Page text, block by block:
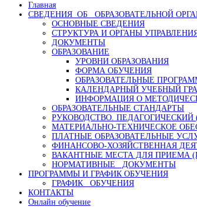
Главная
СВЕДЕНИЯ ОБ ОБРАЗОВАТЕЛЬНОЙ
ОСНОВНЫЕ СВЕДЕНИЯ
СТРУКТУРА И ОРГАНЫ
ДОКУМЕНТЫ
ОБРАЗОВАНИЕ
УРОВНИ ОБРАЗОВАНИЯ
ФОРМА ОБУЧЕНИЯ
ОБРАЗОВАТЕЛЬНЫЕ
КАЛЕНДАРНЫЙ УЧЕБНЫЙ
ИНФОРМАЦИЯ О
ОБРАЗОВАТЕЛЬНЫЕ СТАНДАРТЫ
РУКОВОДСТВО.
МАТЕРИАЛЬНО-ТЕХНИЧЕСКОЕ
ПЛАТНЫЕ ОБРАЗОВАТЕЛЬНЫЕ
ФИНАНСОВО-ХОЗЯЙСТВЕННАЯ
ВАКАНТНЫЕ МЕСТА ДЛЯ ПРИЕМА
НОРМАТИВНЫЕ ДОКУМЕНТЫ
ПРОГРАММЫ И ГРАФИК ОБУЧЕНИЯ
ГРАФИК ОБУЧЕНИЯ
КОНТАКТЫ
Онлайн обучение